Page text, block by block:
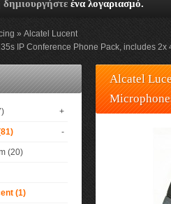
δημιουργήστε ένα λογαριασμό.
Alcatel Lucent
IP Conference Phone Pack, includes
+
-
(20)
(1)
Alcatel